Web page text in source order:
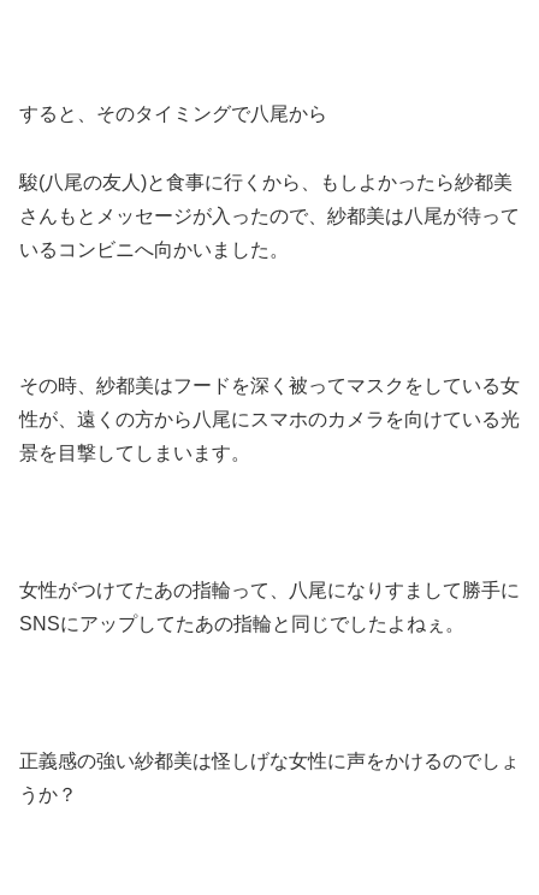
すると、そのタイミングで八尾から
駿(八尾の友人)と食事に行くから、もしよかったら紗都美
さんもとメッセージが入ったので、紗都美は八尾が待って
いるコンビニへ向かいました。
その時、紗都美はフードを深く被ってマスクをしている女
性が、遠くの方から八尾にスマホのカメラを向けている光
景を目撃してしまいます。
女性がつけてたあの指輪って、八尾になりすまして勝手に
SNSにアップしてたあの指輪と同じでしたよねぇ。
正義感の強い紗都美は怪しげな女性に声をかけるのでしょ
うか？